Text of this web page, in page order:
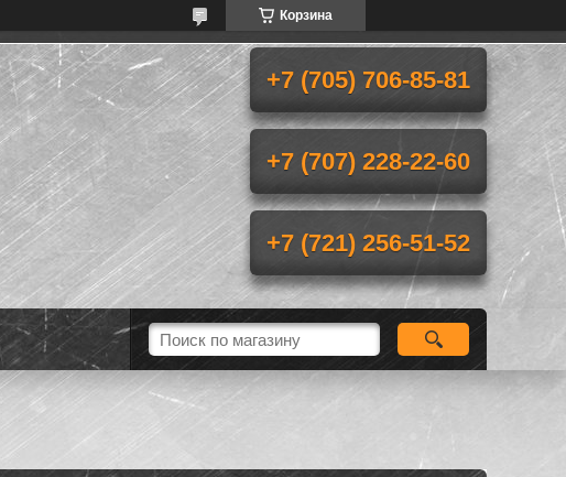
Корзина
+7 (705) 706-85-81
+7 (707) 228-22-60
+7 (721) 256-51-52